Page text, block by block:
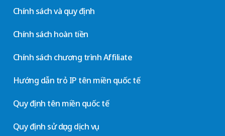
Chính sách và quy định
Chính sách hoàn tiền
Chính sách chương trình Affiliate
Hướng dẫn trỏ IP tên miền quốc tế
Quy định tên miền quốc tế
Quy định sử dụng dịch vụ